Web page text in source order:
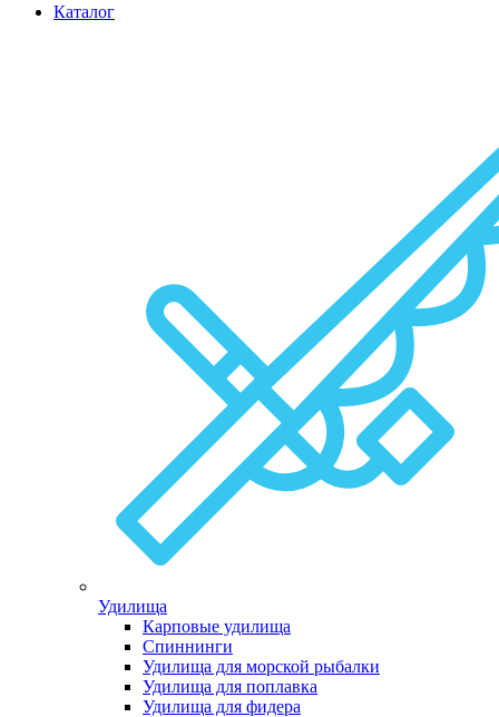
Каталог
Удилища
Карповые удилища
Спиннинги
Удилища для морской рыбалки
Удилища для поплавка
Удилища для фидера